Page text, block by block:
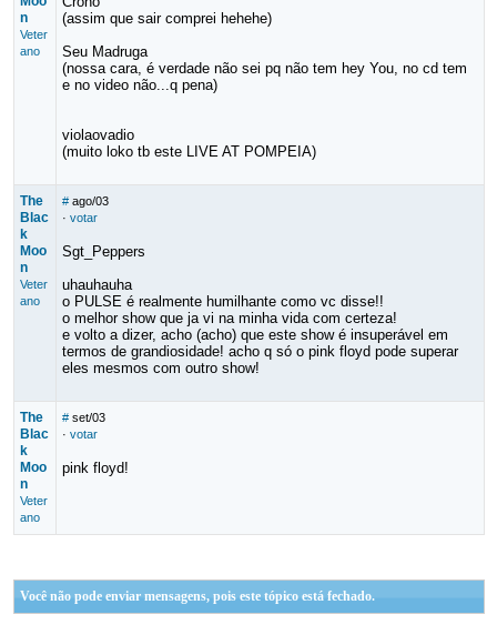
n
Veter
ano
(assim que sair comprei hehehe)
Seu Madruga
(nossa cara, é verdade não sei pq não tem hey You, no cd tem
e no video não...q pena)
violaovadio
(muito loko tb este LIVE AT POMPEIA)
The
Blac
k
Moo
n
Veter
ano
# ago/03
· votar
Sgt_Peppers
uhauhauha
o PULSE é realmente humilhante como vc disse!!
o melhor show que ja vi na minha vida com certeza!
e volto a dizer, acho (acho) que este show é insuperável em
termos de grandiosidade! acho q só o pink floyd pode superar
eles mesmos com outro show!
The
Blac
k
Moo
n
Veter
ano
# set/03
· votar
pink floyd!
Você não pode enviar mensagens, pois este tópico está fechado.